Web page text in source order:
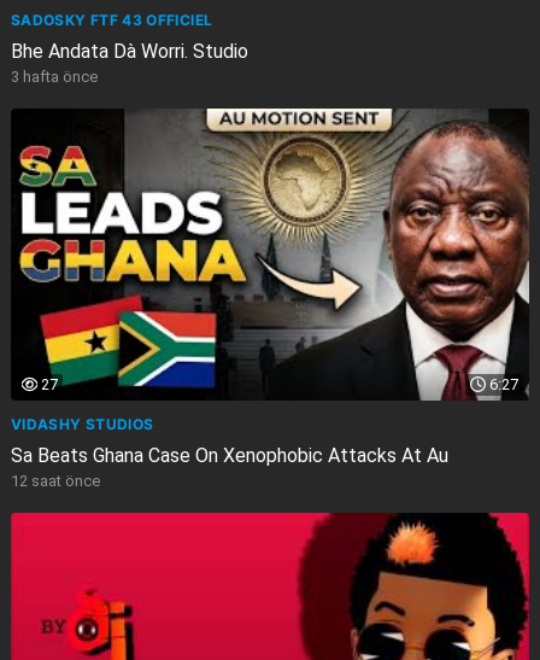
SADOSKY FTF 43 OFFICIEL
Bhe Andata Dà Worri. Studio
3 hafta önce
6:27
27
VIDASHY STUDIOS
Sa Beats Ghana Case On Xenophobic Attacks At Au
12 saat önce